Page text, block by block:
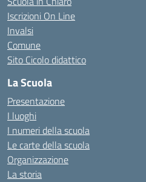
Iscrizioni On Line
Invalsi
Comune
Sito Cicolo didattico
La Scuola
Presentazione
I luoghi
I numeri della scuola
Le carte della scuola
Organizzazione
La storia